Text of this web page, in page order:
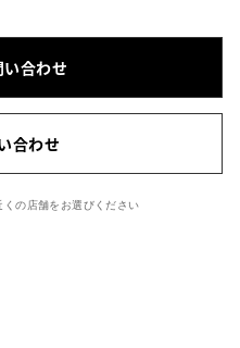
合わせ
合わせ
の店舗をお選びください